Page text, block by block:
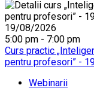
19/08/2026
5:00 pm - 7:00 pm
Curs practic
pentru profesori” -
Webinarii